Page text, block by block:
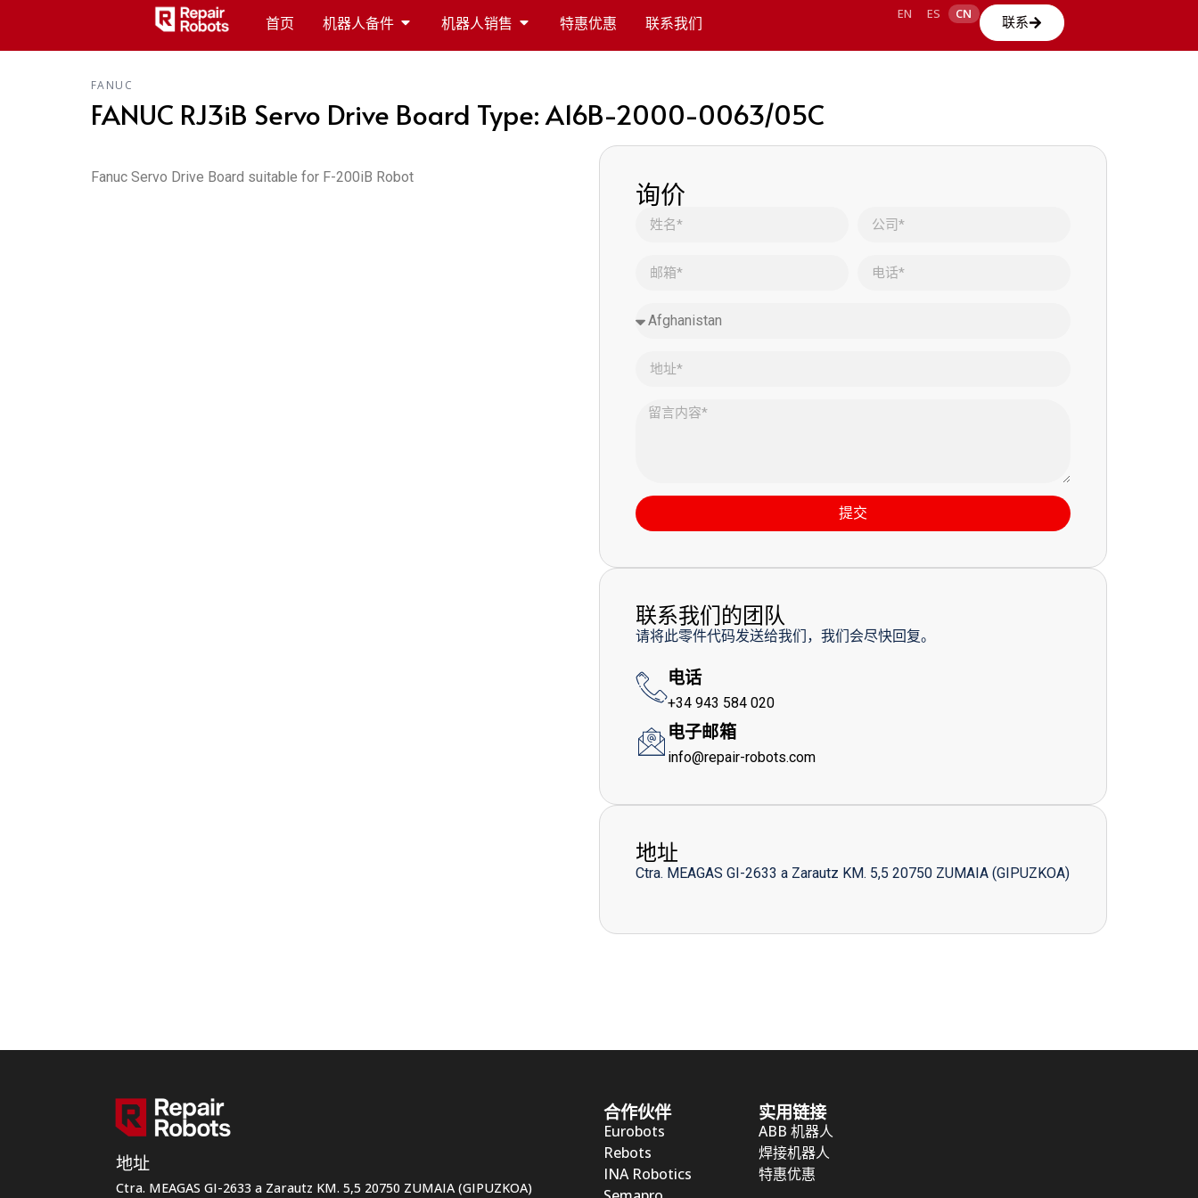
首页 机器人备件 机器人销售 特惠优惠 联系我们 EN ES CN
联系
FANUC
FANUC RJ3iB Servo Drive Board Type: A16B-2000-0063/05C
Fanuc Servo Drive Board suitable for F-200iB Robot 询价
提交
联系我们的团队
请将此零件代码发送给我们，我们会尽快回复。
电话
+34 943 584 020
电子邮箱
info@repair-robots.com
地址
Ctra. MEAGAS GI-2633 a Zarautz KM. 5,5 20750 ZUMAIA (GIPUZKOA)
地址
Ctra. MEAGAS GI-2633 a Zarautz KM. 5,5 20750 ZUMAIA (GIPUZKOA)
合作伙伴
Eurobots
Rebots
INA Robotics
实用链接
ABB 机器人
焊接机器人
特惠优惠